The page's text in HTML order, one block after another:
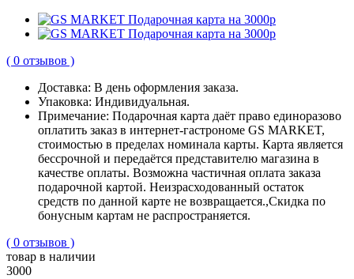
( 0 отзывов )
Доставка: В день оформления заказа.
Упаковка: Индивидуальная.
Примечание: Подарочная карта даёт право единоразово
оплатить заказ в интернет-гастрономе GS MARKET,
стоимостью в пределах номинала карты. Карта является
бессрочной и передаётся представителю магазина в
качестве оплаты. Возможна частичная оплата заказа
подарочной картой. Неизрасходованный остаток
средств по данной карте не возвращается.,Скидка по
бонусным картам не распространяется.
( 0 отзывов )
товар в наличии
3000